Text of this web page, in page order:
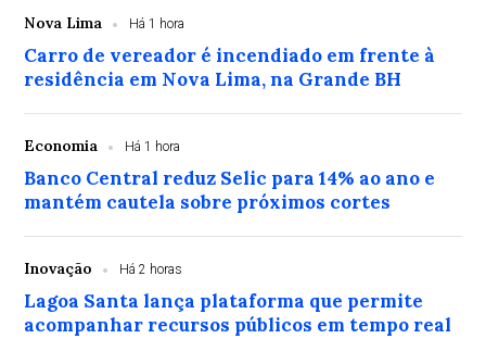
Nova Lima Há 1 hora
Carro de vereador é incendiado em frente à
residência em Nova Lima, na Grande BH
Economia Há 1 hora
Banco Central reduz Selic para 14% ao ano e
mantém cautela sobre próximos cortes
Inovação Há 2 horas
Lagoa Santa lança plataforma que permite
acompanhar recursos públicos em tempo real